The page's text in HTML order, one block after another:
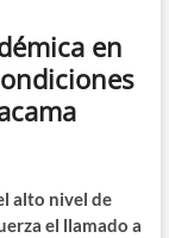
en
alto nivel de
el llamado a